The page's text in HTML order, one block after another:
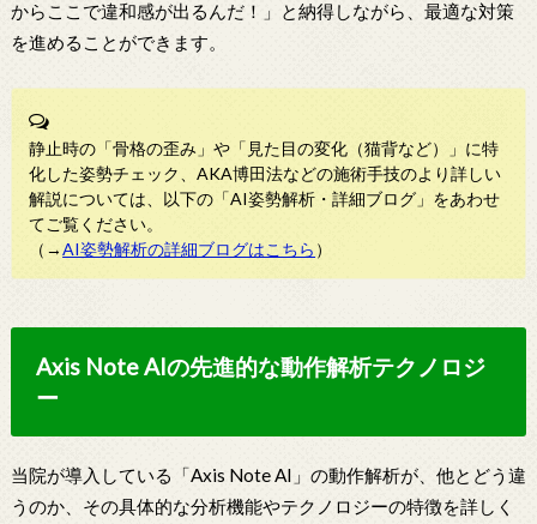
からここで違和感が出るんだ！」と納得しながら、最適な対策
を進めることができます。
静止時の「骨格の歪み」や「見た目の変化（猫背など）」に特
化した姿勢チェック、AKA博田法などの施術手技のより詳しい
解説については、以下の「AI姿勢解析・詳細ブログ」をあわせ
てご覧ください。
（→AI姿勢解析の詳細ブログはこちら ）
Axis Note AIの先進的な動作解析テクノロジ
ー
当院が導入している「Axis Note AI」の動作解析が、他とどう違
うのか、その具体的な分析機能やテクノロジーの特徴を詳しく